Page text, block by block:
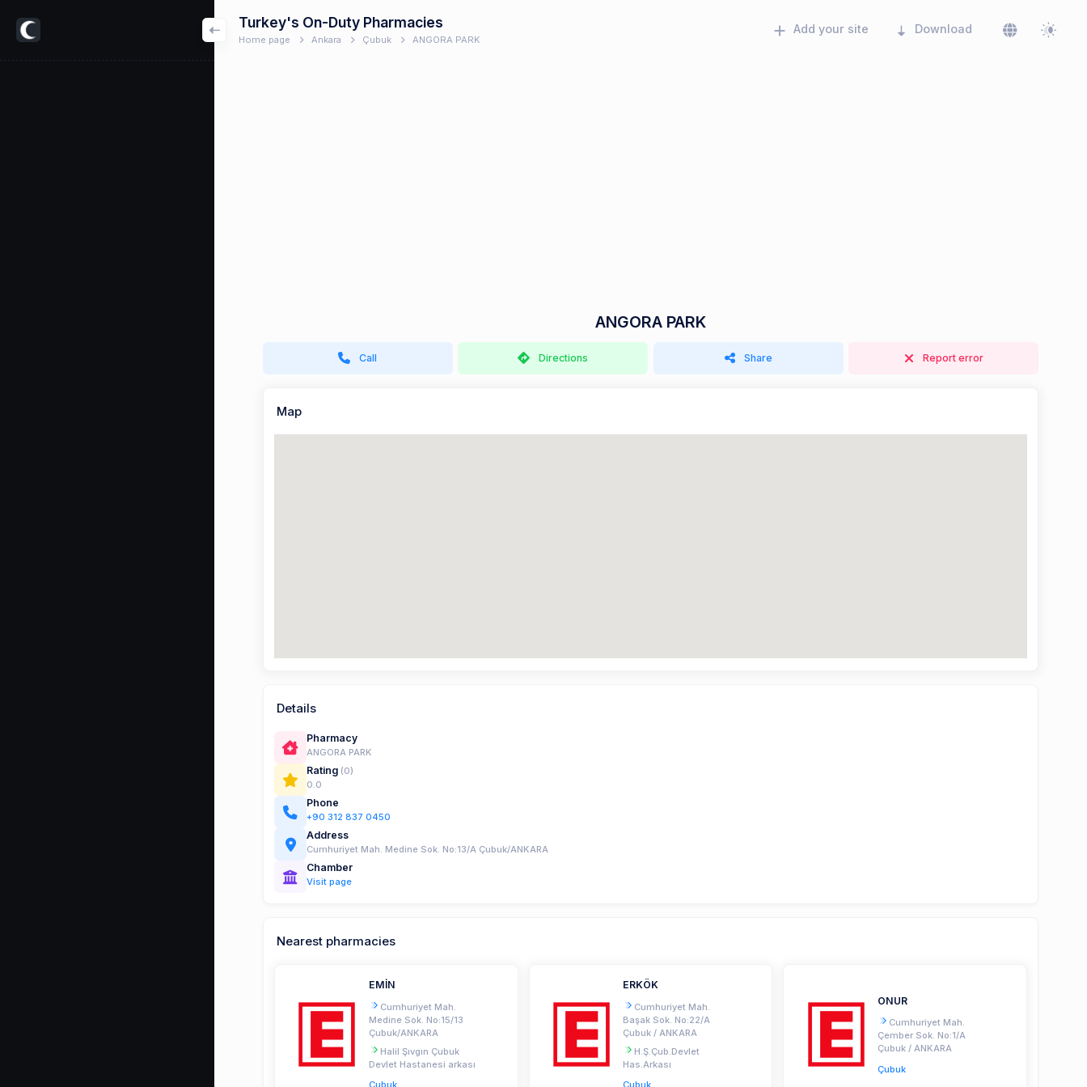
Turkey's On-Duty Pharmacies
Home page Ankara Çubuk ANGORA PARK
Add your site Download
ANGORA PARK
Call Directions Share Report error
Map
Details
Pharmacy
ANGORA PARK
Rating (0)
0.0
Phone
+90 312 837 0450
Address
Cumhuriyet Mah. Medine Sok. No:13/A Çubuk/ANKARA
Chamber
Visit page
Nearest pharmacies
EMİN
Cumhuriyet Mah.
Medine Sok. No:15/13
Çubuk/ANKARA
Halil Şıvgın Çubuk
Devlet Hastanesi arkası
ERKÖK
Cumhuriyet Mah.
Başak Sok. No:22/A
Çubuk / ANKARA
H.Ş.Çub.Devlet
Has.Arkası
ONUR
Cumhuriyet Mah.
Çember Sok. No:1/A
Çubuk / ANKARA
Çubuk